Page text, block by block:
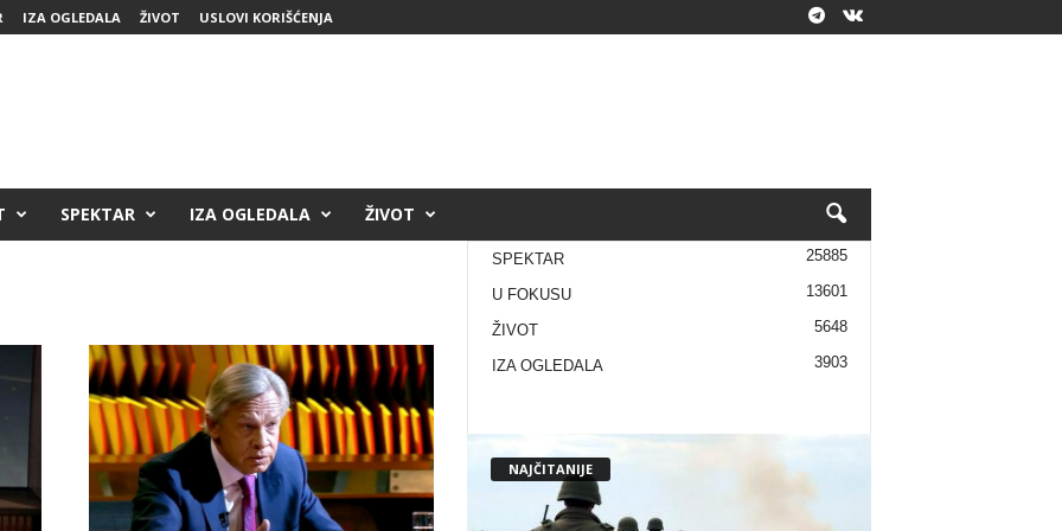
IZA OGLEDALA ŽIVOT USLOVI KORIŠĆENJA
SPEKTAR IZA OGLEDALA ŽIVOT
SPEKTAR 25885
U FOKUSU 13601
ŽIVOT 5648
IZA OGLEDALA 3903
NAJČITANIJE